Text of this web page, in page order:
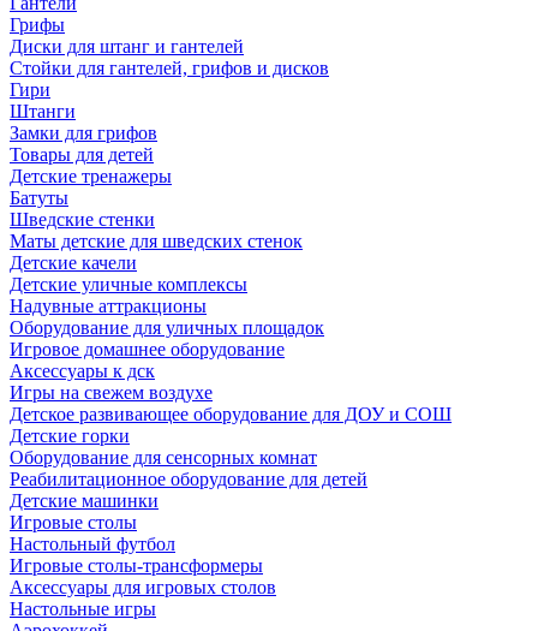
Грифы
Диски для штанг и гантелей
Стойки для гантелей, грифов и дисков
Гири
Штанги
Замки для грифов
Товары для детей
Детские тренажеры
Батуты
Шведские стенки
Маты детские для шведских стенок
Детские качели
Детские уличные комплексы
Надувные аттракционы
Оборудование для уличных площадок
Игровое домашнее оборудование
Аксессуары к дск
Игры на свежем воздухе
Детское развивающее оборудование для ДОУ и СОШ
Детские горки
Оборудование для сенсорных комнат
Реабилитационное оборудование для детей
Детские машинки
Игровые столы
Настольный футбол
Игровые столы-трансформеры
Аксессуары для игровых столов
Настольные игры